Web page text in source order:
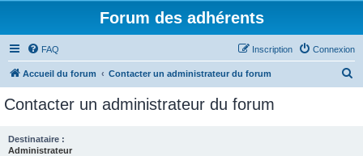
Forum des adhérents
FAQ Connexion
Inscription
Accueil du forum Contacter un administrateur du forum
Contacter un administrateur du forum
Destinataire :
Administrateur